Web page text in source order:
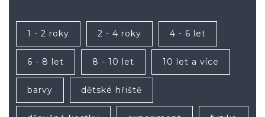
1 - 2 roky 2 - 4 roky 4 - 6 let
6 - 8 let 8 - 10 let 10 let a více
barvy dětské hřiště